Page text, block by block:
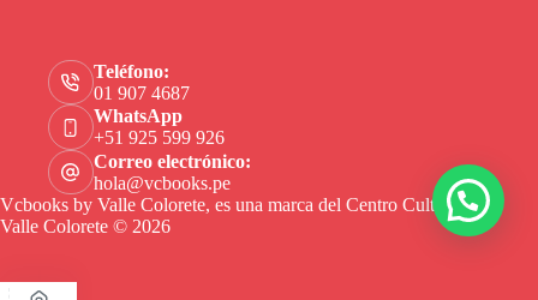
Teléfono:
01 907 4687
WhatsApp
+51 925 599 926
Correo electrónico:
hola@vcbooks.pe
Vcbooks by Valle Colorete, es una marca del Centro Cultural
Valle Colorete © 2026